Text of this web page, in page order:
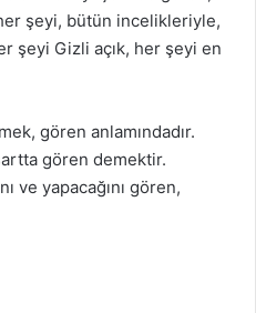
şeyi, bütün incelikleriyle,
şeyi Gizli açık, her şeyi en
gören anlamındadır.
gören demektir.
ve yapacağını gören,